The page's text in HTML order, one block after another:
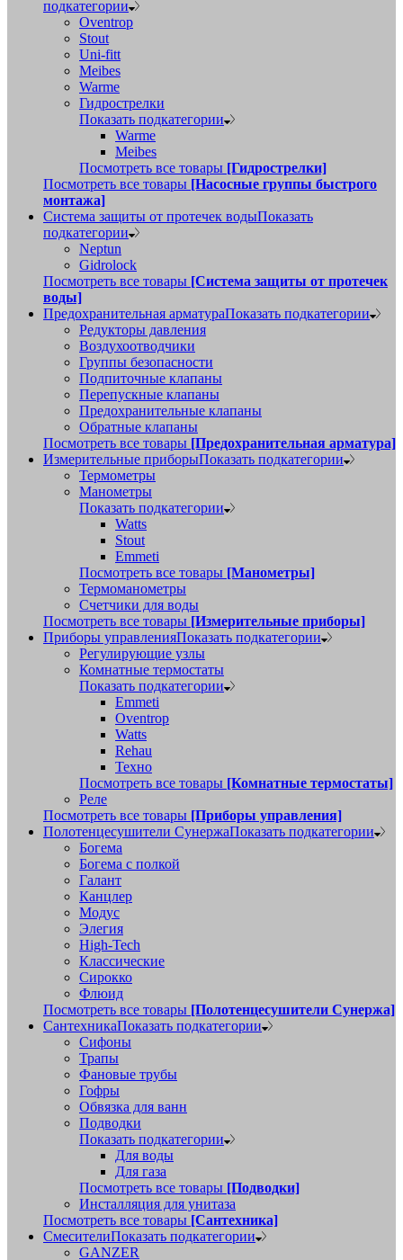
подкатегории
Oventrop
Stout
Uni-fitt
Meibes
Warme
Гидрострелки
Показать подкатегории
Warme
Meibes
Посмотреть все товары [Гидрострелки]
Посмотреть все товары [Насосные группы быстрого
монтажа]
Система защиты от протечек водыПоказать
подкатегории
Neptun
Gidrolock
Посмотреть все товары [Система защиты от протечек
воды]
Предохранительная арматураПоказать подкатегории
Редукторы давления
Воздухоотводчики
Группы безопасности
Подпиточные клапаны
Перепускные клапаны
Предохранительные клапаны
Обратные клапаны
Посмотреть все товары [Предохранительная арматура]
Измерительные приборыПоказать подкатегории
Термометры
Манометры
Показать подкатегории
Watts
Stout
Emmeti
Посмотреть все товары [Манометры]
Термоманометры
Счетчики для воды
Посмотреть все товары [Измерительные приборы]
Приборы управленияПоказать подкатегории
Регулирующие узлы
Комнатные термостаты
Показать подкатегории
Emmeti
Oventrop
Watts
Rehau
Техно
Посмотреть все товары [Комнатные термостаты]
Реле
Посмотреть все товары [Приборы управления]
Полотенцесушители СунержаПоказать подкатегории
Богема
Богема с полкой
Галант
Канцлер
Модус
Элегия
High-Tech
Классические
Сирокко
Флюид
Посмотреть все товары [Полотенцесушители Сунержа]
СантехникаПоказать подкатегории
Сифоны
Трапы
Фановые трубы
Гофры
Обвязка для ванн
Подводки
Показать подкатегории
Для воды
Для газа
Посмотреть все товары [Подводки]
Инсталляция для унитаза
Посмотреть все товары [Сантехника]
СмесителиПоказать подкатегории
GANZER